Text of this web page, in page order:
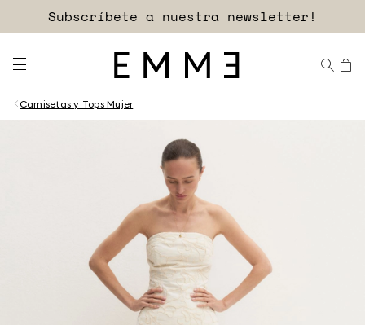
Subscríbete a nuestra newsletter!
Camisetas y Tops Mujer